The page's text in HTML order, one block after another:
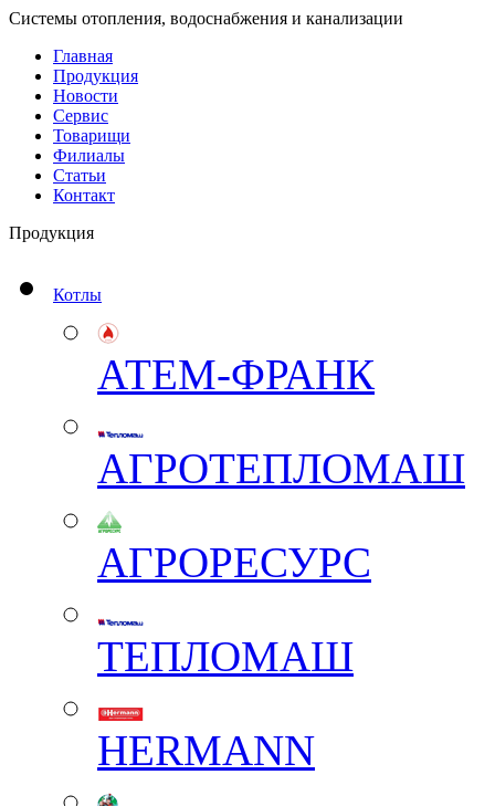
Системы отопления, водоснабжения и канализации
Главная
Продукция
Новости
Сервис
Товарищи
Филиалы
Статьи
Контакт
Продукция
Котлы
АТЕМ-ФРАНК
АГРОТЕПЛОМАШ
АГРОРЕСУРС
ТЕПЛОМАШ
HERMANN